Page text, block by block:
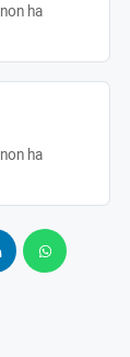
ha
ha